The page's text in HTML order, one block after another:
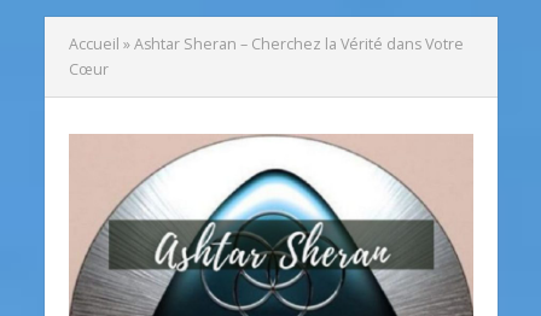
Accueil »Ashtar Sheran – Cherchez la Vérité dans Votre
Cœur